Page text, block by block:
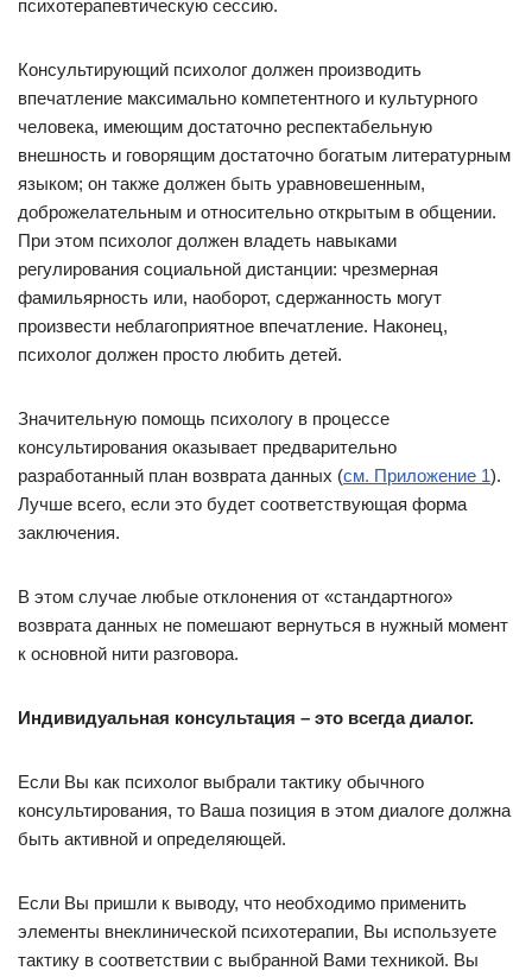
психотерапевтическую сессию.
Консультирующий психолог должен производить
впечатление максимально компетентного и культурного
человека, имеющим достаточно респектабельную
внешность и говорящим достаточно богатым литературным
языком; он также должен быть уравновешенным,
доброжелательным и относительно открытым в общении.
При этом психолог должен владеть навыками
регулирования социальной дистанции: чрезмерная
фамильярность или, наоборот, сдержанность могут
произвести неблагоприятное впечатление. Наконец,
психолог должен просто любить детей.
Значительную помощь психологу в процессе
консультирования оказывает предварительно
разработанный план возврата данных (см. Приложение 1).
Лучше всего, если это будет соответствующая форма
заключения.
В этом случае любые отклонения от «стандартного»
возврата данных не помешают вернуться в нужный момент
к основной нити разговора.
Индивидуальная консультация – это всегда диалог.
Если Вы как психолог выбрали тактику обычного
консультирования, то Ваша позиция в этом диалоге должна
быть активной и определяющей.
Если Вы пришли к выводу, что необходимо применить
элементы внеклинической психотерапии, Вы используете
тактику в соответствии с выбранной Вами техникой. Вы